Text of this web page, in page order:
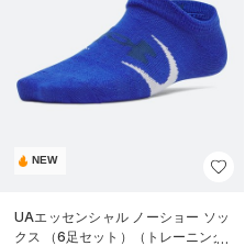
NEW
UAエッセンシャル ノーショー ソッ
クス （6足セット）（トレーニング/